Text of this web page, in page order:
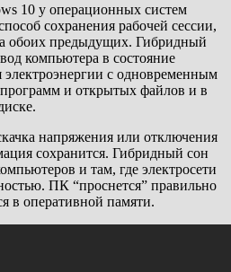
10 у операционных систем
сохранения рабочей сессии,
обоих предыдущих. Гибридный
компьютера в состояние
с одновременным
и открытых файлов и в
напряжения или отключения
сохранится. Гибридный сон
и там, где электросети
ПК “проснется” правильно
в оперативной памяти.